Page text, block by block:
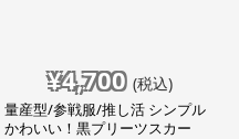
¥4,700 (税込)
量産型/参戦服/推し活 シンプル
かわいい！黒プリーツスカー